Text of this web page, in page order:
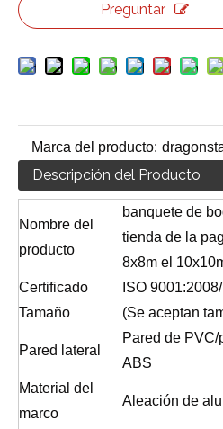
Preguntar
Marca del producto:
Descripción del Producto
Nombre del
producto
banquete de
tienda de la
8x8m el
Certificado
ISO
Tamaño
(Se aceptan
Pared lateral
Pared de
ABS
Material del
marco
Aleación de